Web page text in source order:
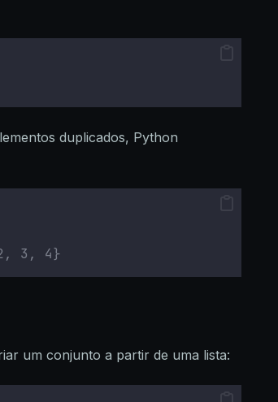
duplicados, Python
3, 4}
um conjunto a partir de uma lista: